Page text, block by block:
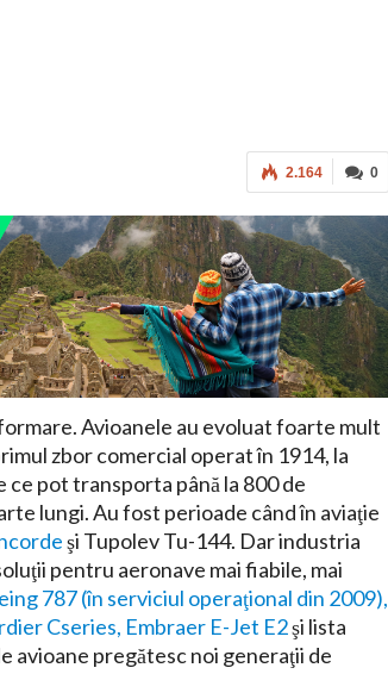
0
2.164
Avioanele au evoluat foarte mult
zbor comercial operat în 1914, la
ce pot transporta până la 800 de
lungi. Au fost perioade când în aviaţie
şi Tupolev Tu-144. Dar industria
pentru aeronave mai fiabile, mai
787 (în serviciul operaţional din 2009),
Cseries, Embraer E-Jet E2şi lista
avioane pregătesc noi generaţii de